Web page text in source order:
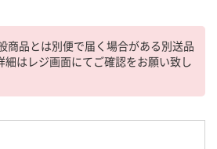
商品とは別便で届く場合がある別送品
細はレジ画面にてご確認をお願い致し